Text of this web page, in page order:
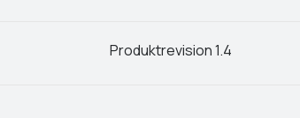
Produktrevision 1.4